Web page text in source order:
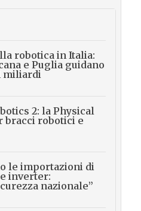
robotica in Italia:
e Puglia guidano
miliardi
2: la Physical
bracci robotici e
le importazioni di
inverter:
nazionale”